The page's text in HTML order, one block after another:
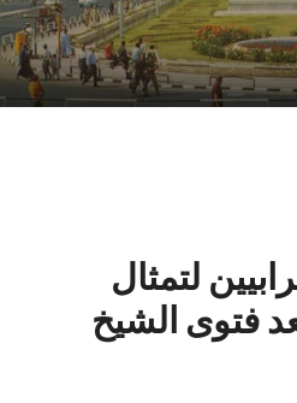
لتمثال
فتوى الشيخ